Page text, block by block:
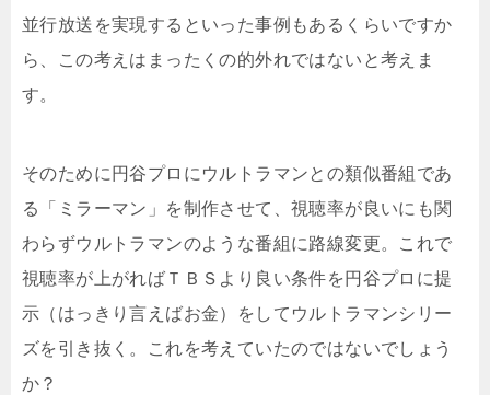
並行放送を実現するといった事例もあるくらいですか
ら、この考えはまったくの的外れではないと考えま
す。
そのために円谷プロにウルトラマンとの類似番組であ
る「ミラーマン」を制作させて、視聴率が良いにも関
わらずウルトラマンのような番組に路線変更。これで
視聴率が上がればＴＢＳより良い条件を円谷プロに提
示（はっきり言えばお金）をしてウルトラマンシリー
ズを引き抜く。これを考えていたのではないでしょう
か？